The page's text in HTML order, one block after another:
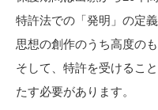
特許法での「発明」の定
思想の創作のうち高度の
そして、特許を受けるこ
たす必要があります。